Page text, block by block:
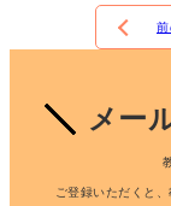
前
メー
ご登録いただくと